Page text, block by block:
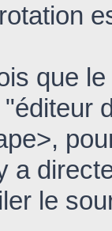
que
"éditeur
a
le